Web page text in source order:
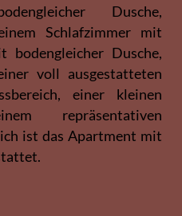
Dusche,
Schlafzimmer mit
bodengleicher Dusche,
voll ausgestatteten
einer kleinen
repräsentativen
ist das Apartment mit